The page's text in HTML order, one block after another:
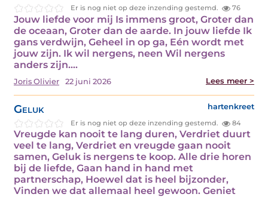
Er is nog niet op deze inzending gestemd. 76
Jouw liefde voor mij Is immens groot, Groter dan
de oceaan, Groter dan de aarde. In jouw liefde Ik
gans verdwijn, Geheel in op ga, Eén wordt met
jouw zijn. Ik wil nergens, neen Wil nergens
anders zijn.…
Joris Olivier 22 juni 2026 Lees meer >
Geluk hartenkreet
Er is nog niet op deze inzending gestemd. 84
Vreugde kan nooit te lang duren, Verdriet duurt
veel te lang, Verdriet en vreugde gaan nooit
samen, Geluk is nergens te koop. Alle drie horen
bij de liefde, Gaan hand in hand met
partnerschap, Hoewel dat is heel bijzonder,
Vinden we dat allemaal heel gewoon. Geniet